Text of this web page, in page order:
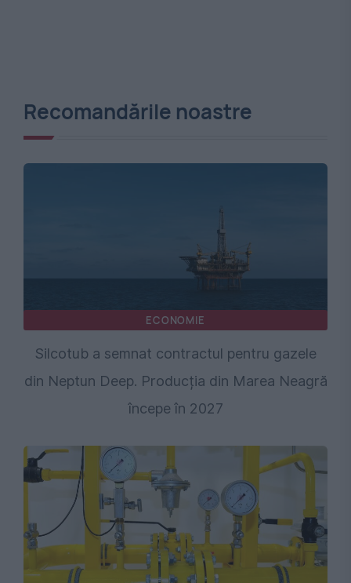
Recomandările noastre
ECONOMIE
Silcotub a semnat contractul pentru gazele
din Neptun Deep. Producția din Marea Neagră
începe în 2027